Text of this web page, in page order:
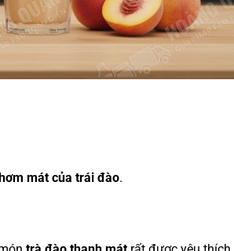
mát của trái đào.